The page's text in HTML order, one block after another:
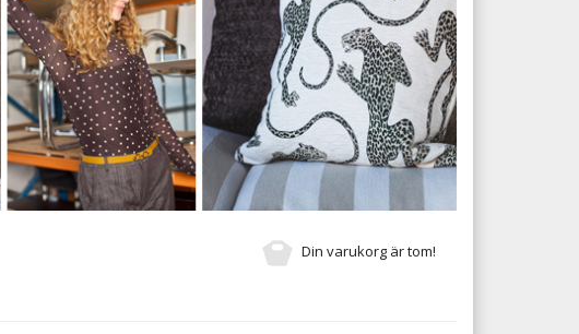
Din varukorg är tom!